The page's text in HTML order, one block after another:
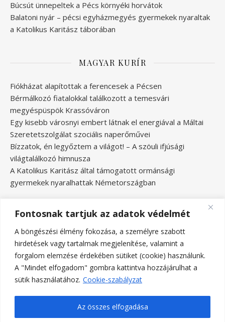
Fontosnak tartjuk az adatok védelmét
A böngészési élmény fokozása, a személyre szabott
hirdetések vagy tartalmak megjelenítése, valamint a
forgalom elemzése érdekében sütiket (cookie) használunk.
A "Mindet elfogadom" gombra kattintva hozzájárulhat a
sütik használatához. Cookie-szabályzat
Az összes elfogadása
Búcsút ünnepeltek a Pécs környéki horvátok
Balatoni nyár – pécsi egyházmegyés gyermekek nyaraltak
a Katolikus Karitász táborában
MAGYAR KURÍR
Fiókházat alapítottak a ferencesek a Pécsen
Bérmálkozó fiatalokkal találkozott a temesvári
megyéspüspök Krassóváron
Egy kisebb városnyi embert látnak el energiával a Máltai
Szeretetszolgálat szociális naperőművei
Bízzatok, én legyőztem a világot! – A szöuli ifjúsági
világtalálkozó himnusza
A Katolikus Karitász által támogatott ormánsági
gyermekek nyaralhattak Németországban